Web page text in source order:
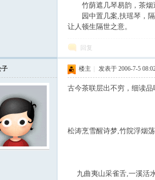
竹荫遮几琴易韵，茶烟
园中置几案,扶瑶琴，隔
让人顿生隔世之意。
回复
子 楼主 发表于 2006-7-5
古今茶联层出不穷，细读品
松涛烹雪醒诗梦,竹院浮烟荡
九曲夷山采雀舌,一溪活水